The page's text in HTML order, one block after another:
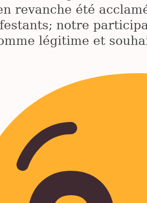
revanche été
notre
légitime et